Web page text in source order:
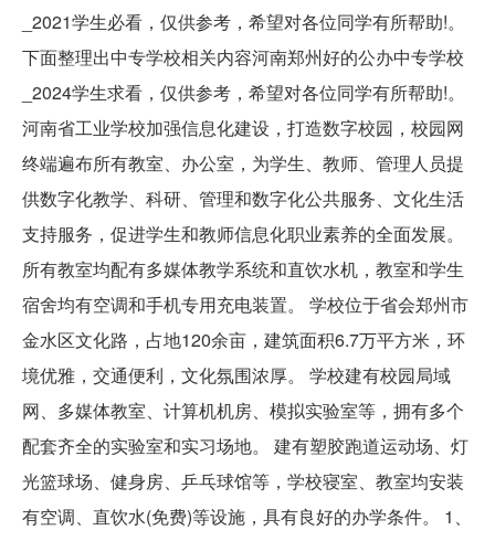
_2021学生必看，仅供参考，希望对各位同学有所帮助!。
下面整理出中专学校相关内容河南郑州好的公办中专学校
_2024学生求看，仅供参考，希望对各位同学有所帮助!。
河南省工业学校加强信息化建设，打造数字校园，校园网
终端遍布所有教室、办公室，为学生、教师、管理人员提
供数字化教学、科研、管理和数字化公共服务、文化生活
支持服务，促进学生和教师信息化职业素养的全面发展。
所有教室均配有多媒体教学系统和直饮水机，教室和学生
宿舍均有空调和手机专用充电装置。 学校位于省会郑州市
金水区文化路，占地120余亩，建筑面积6.7万平方米，环
境优雅，交通便利，文化氛围浓厚。 学校建有校园局域
网、多媒体教室、计算机机房、模拟实验室等，拥有多个
配套齐全的实验室和实习场地。 建有塑胶跑道运动场、灯
光篮球场、健身房、乒乓球馆等，学校寝室、教室均安装
有空调、直饮水(免费)等设施，具有良好的办学条件。 1、